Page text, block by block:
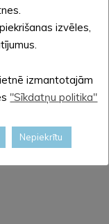
Ziemassvētku
sociālajos
, tā kopā
šajos
izvēles,
izmantotajām
"Sīkdatņu politika"
Nepiekrītu